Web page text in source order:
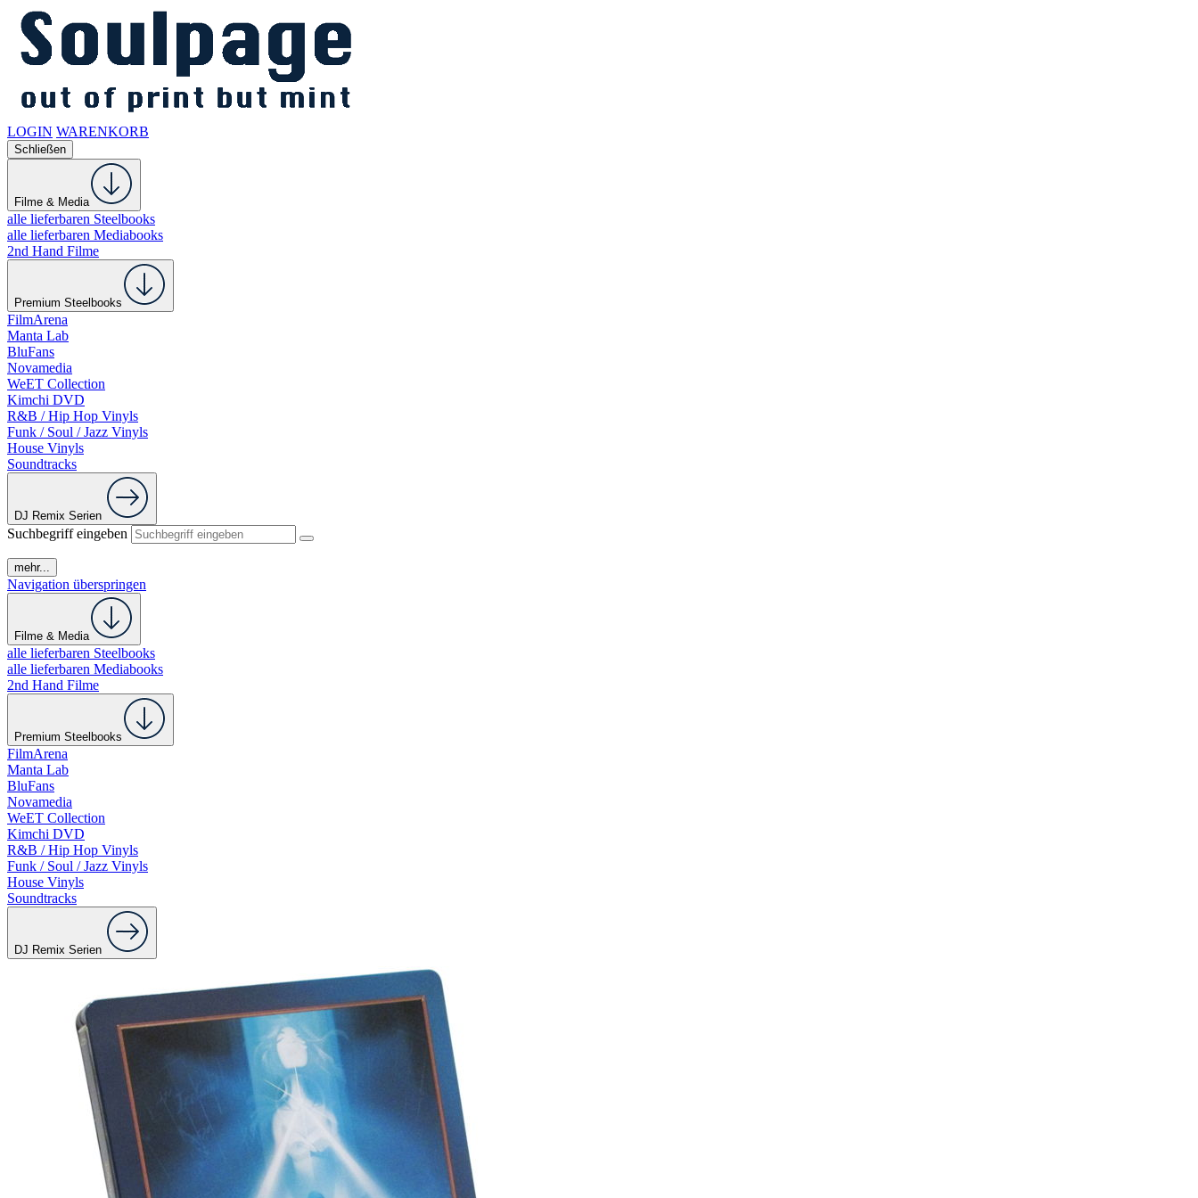
LOGIN WARENKORB
Schließen
Filme & Media
alle lieferbaren Steelbooks
alle lieferbaren Mediabooks
2nd Hand Filme
Premium Steelbooks
FilmArena
Manta Lab
BluFans
Novamedia
WeET Collection
Kimchi DVD
R&B / Hip Hop Vinyls
Funk / Soul / Jazz Vinyls
House Vinyls
Soundtracks
DJ Remix Serien
Suchbegriff eingeben
mehr...
Navigation überspringen
Filme & Media
alle lieferbaren Steelbooks
alle lieferbaren Mediabooks
2nd Hand Filme
Premium Steelbooks
FilmArena
Manta Lab
BluFans
Novamedia
WeET Collection
Kimchi DVD
R&B / Hip Hop Vinyls
Funk / Soul / Jazz Vinyls
House Vinyls
Soundtracks
DJ Remix Serien